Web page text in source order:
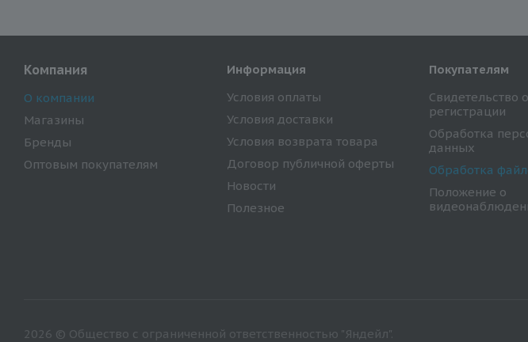
Компания
О компании
Магазины
Бренды
Оптовым покупателям
Информация
Условия оплаты
Условия доставки
Условия возврата товара
Договор публичной оферты
Новости
Полезное
Покупателям
Свидетельство о
регистрации
Обработка
данных
Обработка
Положение о
2026 © Общество с ограниченной ответственностью "Яндейл".